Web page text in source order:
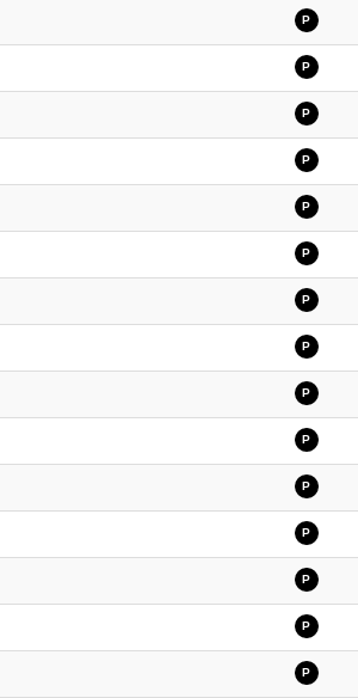
P
P
P
P
P
P
P
P
P
P
P
P
P
P
P